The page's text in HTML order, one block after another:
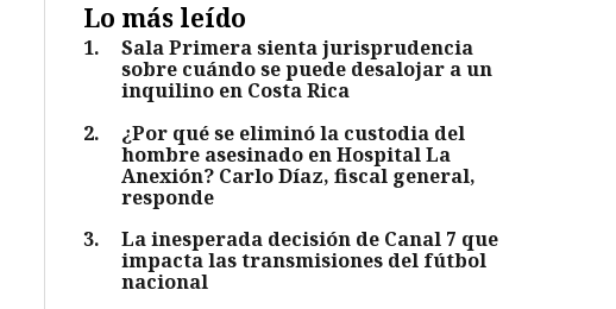
Lo más leído
1.
Sala Primera sienta jurisprudencia
sobre cuándo se puede desalojar a un
inquilino en Costa Rica
2.
¿Por qué se eliminó la custodia del
hombre asesinado en Hospital La
Anexión? Carlo Díaz, fiscal general,
responde
3.
La inesperada decisión de Canal 7 que
impacta las transmisiones del fútbol
nacional